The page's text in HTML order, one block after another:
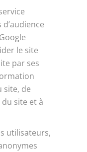
le site
par ses
site, de
site et à
utilisateurs,